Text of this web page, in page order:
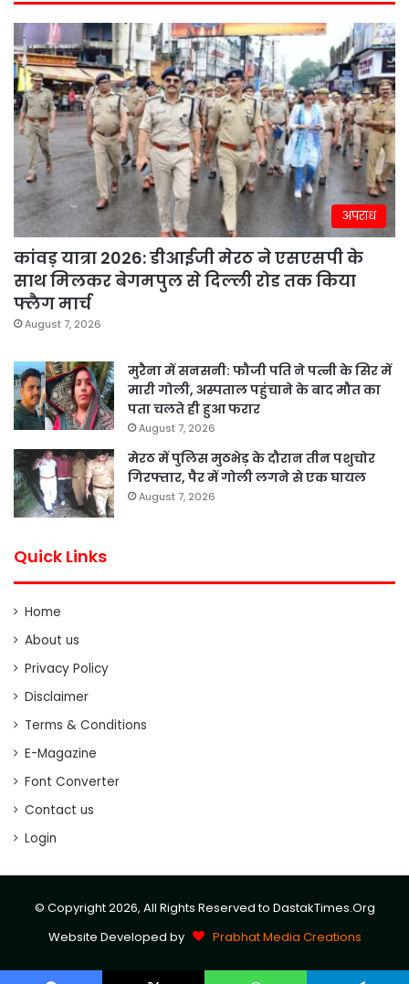
अपराध
कांवड़ यात्रा 2026: डीआईजी मेरठ ने एसएसपी के
साथ मिलकर बेगमपुल से दिल्ली रोड तक किया
फ्लैग मार्च
August 7, 2026
मुरैना में सनसनी: फौजी पति ने पत्नी के सिर में
मारी गोली, अस्पताल पहुंचाने के बाद मौत का
पता चलते ही हुआ फरार
August 7, 2026
मेरठ में पुलिस मुठभेड़ के दौरान तीन पशुचोर
गिरफ्तार, पैर में गोली लगने से एक घायल
August 7, 2026
Quick Links
Home
About us
Privacy Policy
Disclaimer
Terms & Conditions
E-Magazine
Font Converter
Contact us
Login
© Copyright 2026, All Rights Reserved to DastakTimes.Org
Website Developed by
Prabhat Media Creations